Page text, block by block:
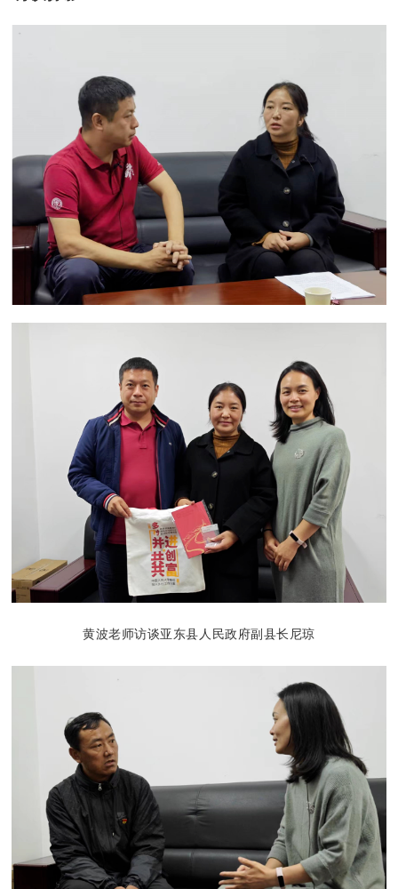
黄波老师访谈亚东县人民政府副县长尼琼